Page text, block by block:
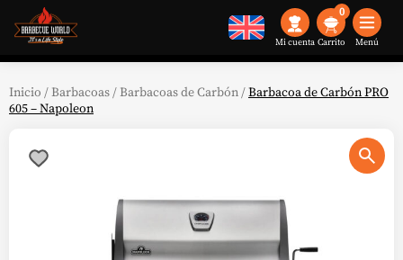
Mi cuenta
0
Menú
Inicio /Barbacoas /Barbacoas de Carbón /Barbacoa de Carbón PRO
605 – Napoleon